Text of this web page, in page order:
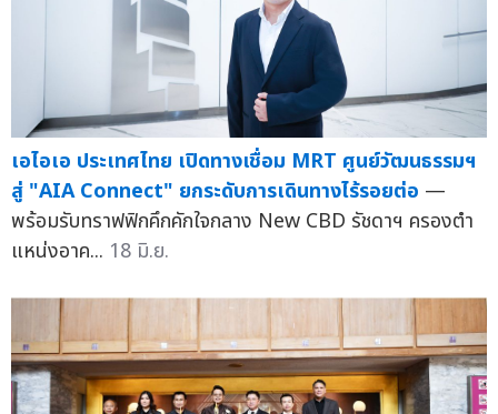
เอไอเอ ประเทศไทย เปิดทางเชื่อม MRT ศูนย์วัฒนธรรมฯ
สู่ "AIA Connect" ยกระดับการเดินทางไร้รอยต่อ —
พร้อมรับทราฟฟิกคึกคักใจกลาง New CBD รัชดาฯ ครองตำ
แหน่งอาค... 18 มิ.ย.